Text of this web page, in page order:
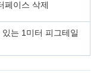
페이스 삭제
는 1미터 피그테일